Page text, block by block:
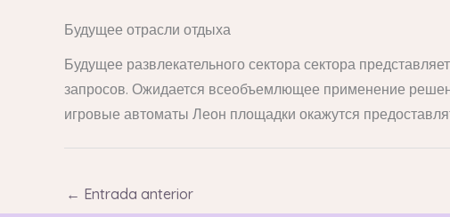
Будущее отрасли отдыха
Будущее развлекательного сектора сектора
запросов. Ожидается всеобъемлющее применение
игровые автоматы Леон площадки окажутся
← Entrada anterior